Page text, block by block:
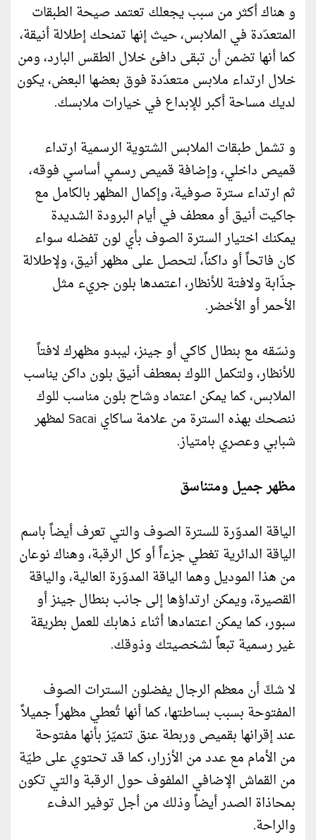
و هناك أكثر من سبب يجعلك تعتمد صيحة الطبقات
المتعدّدة في الملابس، حيث إنها تمنحك إطلالة أنيقة،
كما أنها تضمن أن تبقى دافئ خلال الطقس البارد، ومن
خلال ارتداء ملابس متعدّدة فوق بعضها البعض، يكون
لديك مساحة أكبر للإبداع في خيارات ملابسك.
و تشمل طبقات الملابس الشتوية الرسمية ارتداء
قميص داخلي، وإضافة قميص رسمي أساسي فوقه،
ثم ارتداء سترة صوفية، وإكمال المظهر بالكامل مع
جاكيت أنيق أو معطف في أيام البرودة الشديدة
يمكنك اختيار السترة الصوف بأي لون تفضله سواء
كان فاتحاً أو داكناً، لتحصل على مظهر أنيق، ولإطلالة
جذّابة ولافتة للأنظار، اعتمدها بلون جريء مثل
الأحمر أو الأخضر.
ونسّقه مع بنطال كاكي أو جينز، ليبدو مظهرك لافتاً
للأنظار، ولتكمل اللوك بمعطف أنيق بلون داكن يناسب
الملابس، كما يمكن اعتماد وشاح بلون مناسب للوك
ننصحك بهذه السترة من علامة ساكاي Sacai لمظهر
شبابي وعصري بامتياز.
مظهر جميل ومتناسق
الياقة المدوّرة للسترة الصوف والتي تعرف أيضاً باسم
الياقة الدائرية تغطي جزءاً أو كل الرقبة، وهناك نوعان
من هذا الموديل وهما الياقة المدوّرة العالية، والياقة
القصيرة، ويمكن ارتداؤها إلى جانب بنطال جينز أو
سبور، كما يمكن اعتمادها أثناء ذهابك للعمل بطريقة
غير رسمية تبعاً لشخصيتك وذوقك.
لا شكّ أن معظم الرجال يفضلون السترات الصوف
المفتوحة بسبب بساطتها، كما أنها تُعطي مظهراً جميلاً
عند إقرانها بقميص وربطة عنق تتميّز بأنها مفتوحة
من الأمام مع عدد من الأزرار، كما قد تحتوي على طيّة
من القماش الإضافي الملفوف حول الرقبة والتي تكون
بمحاذاة الصدر أيضاً وذلك من أجل توفير الدفء
والراحة.